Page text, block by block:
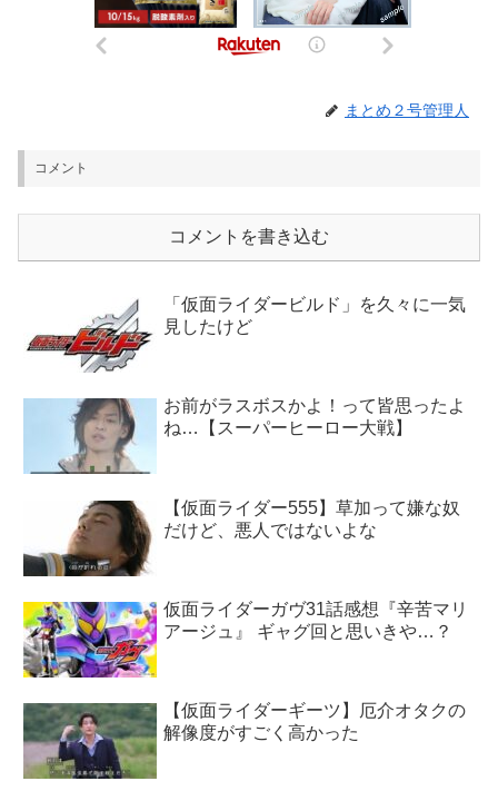
まとめ２号管理人
コメント
コメントを書き込む
「仮面ライダービルド」を久々に一気
見したけど
お前がラスボスかよ！って皆思ったよ
ね…【スーパーヒーロー大戦】
【仮面ライダー555】草加って嫌な奴
だけど、悪人ではないよな
仮面ライダーガヴ31話感想『辛苦マリ
アージュ』 ギャグ回と思いきや…？
【仮面ライダーギーツ】厄介オタクの
解像度がすごく高かった